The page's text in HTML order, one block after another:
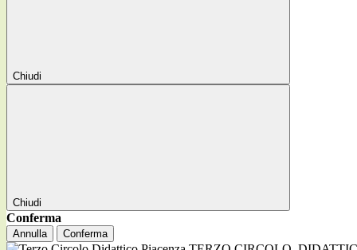
Chiudi
Chiudi
Conferma
Annulla Conferma